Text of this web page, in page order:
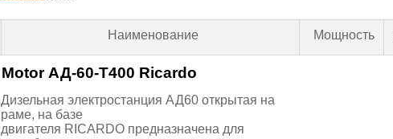
Наименование Мощность
Motor АД-60-Т400 Ricardo
Дизельная электростанция АД60 открытая на
раме, на базе
двигателя RICARDO предназначена для